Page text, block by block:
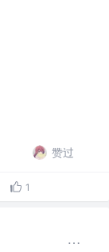
赞过
1